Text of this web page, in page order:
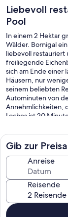
Liebevoll
Pool
In einem 2 Hektar
Wälder. Bornigal
liebevoll restauriert
freiliegende
sich am Ende einer
Häusern, nur
seinem beliebten
Autominuten von
Annehmlichkeiten,
Loches ist 20
mit 1 Schlafzimmer,
Gib zur
Anreise
Reisende